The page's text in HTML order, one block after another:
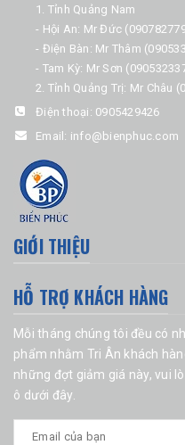
1. Tỉnh Quảng Nam
- Hội An: Mr Đức
- Điện Bàn: Mr Thâm
- Tam Kỳ: Mr Sơn
2. Tỉnh Quảng Trị: Mr Châu
Điện thoại: 0905429426
Email: info@bienphuc.com
GIỚI THIỆU
HỖ TRỢ KHÁCH HÀNG
Mỗi tháng chúng tôi đều có
phẩm nhằm Tri Ân khách
những đợt giảm giá này, vui
ô dưới đây.